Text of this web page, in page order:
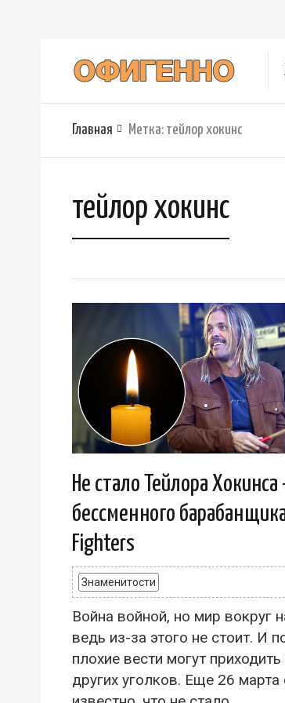
Главная Метка: тейлор хокинс
тейлор хокинс
Не стало Тейлора
бессменного
Fighters
Знаменитости
Война войной, но мир вокруг
ведь из-за этого не стоит. И
плохие вести могут приходить
других уголков. Еще 26 марта